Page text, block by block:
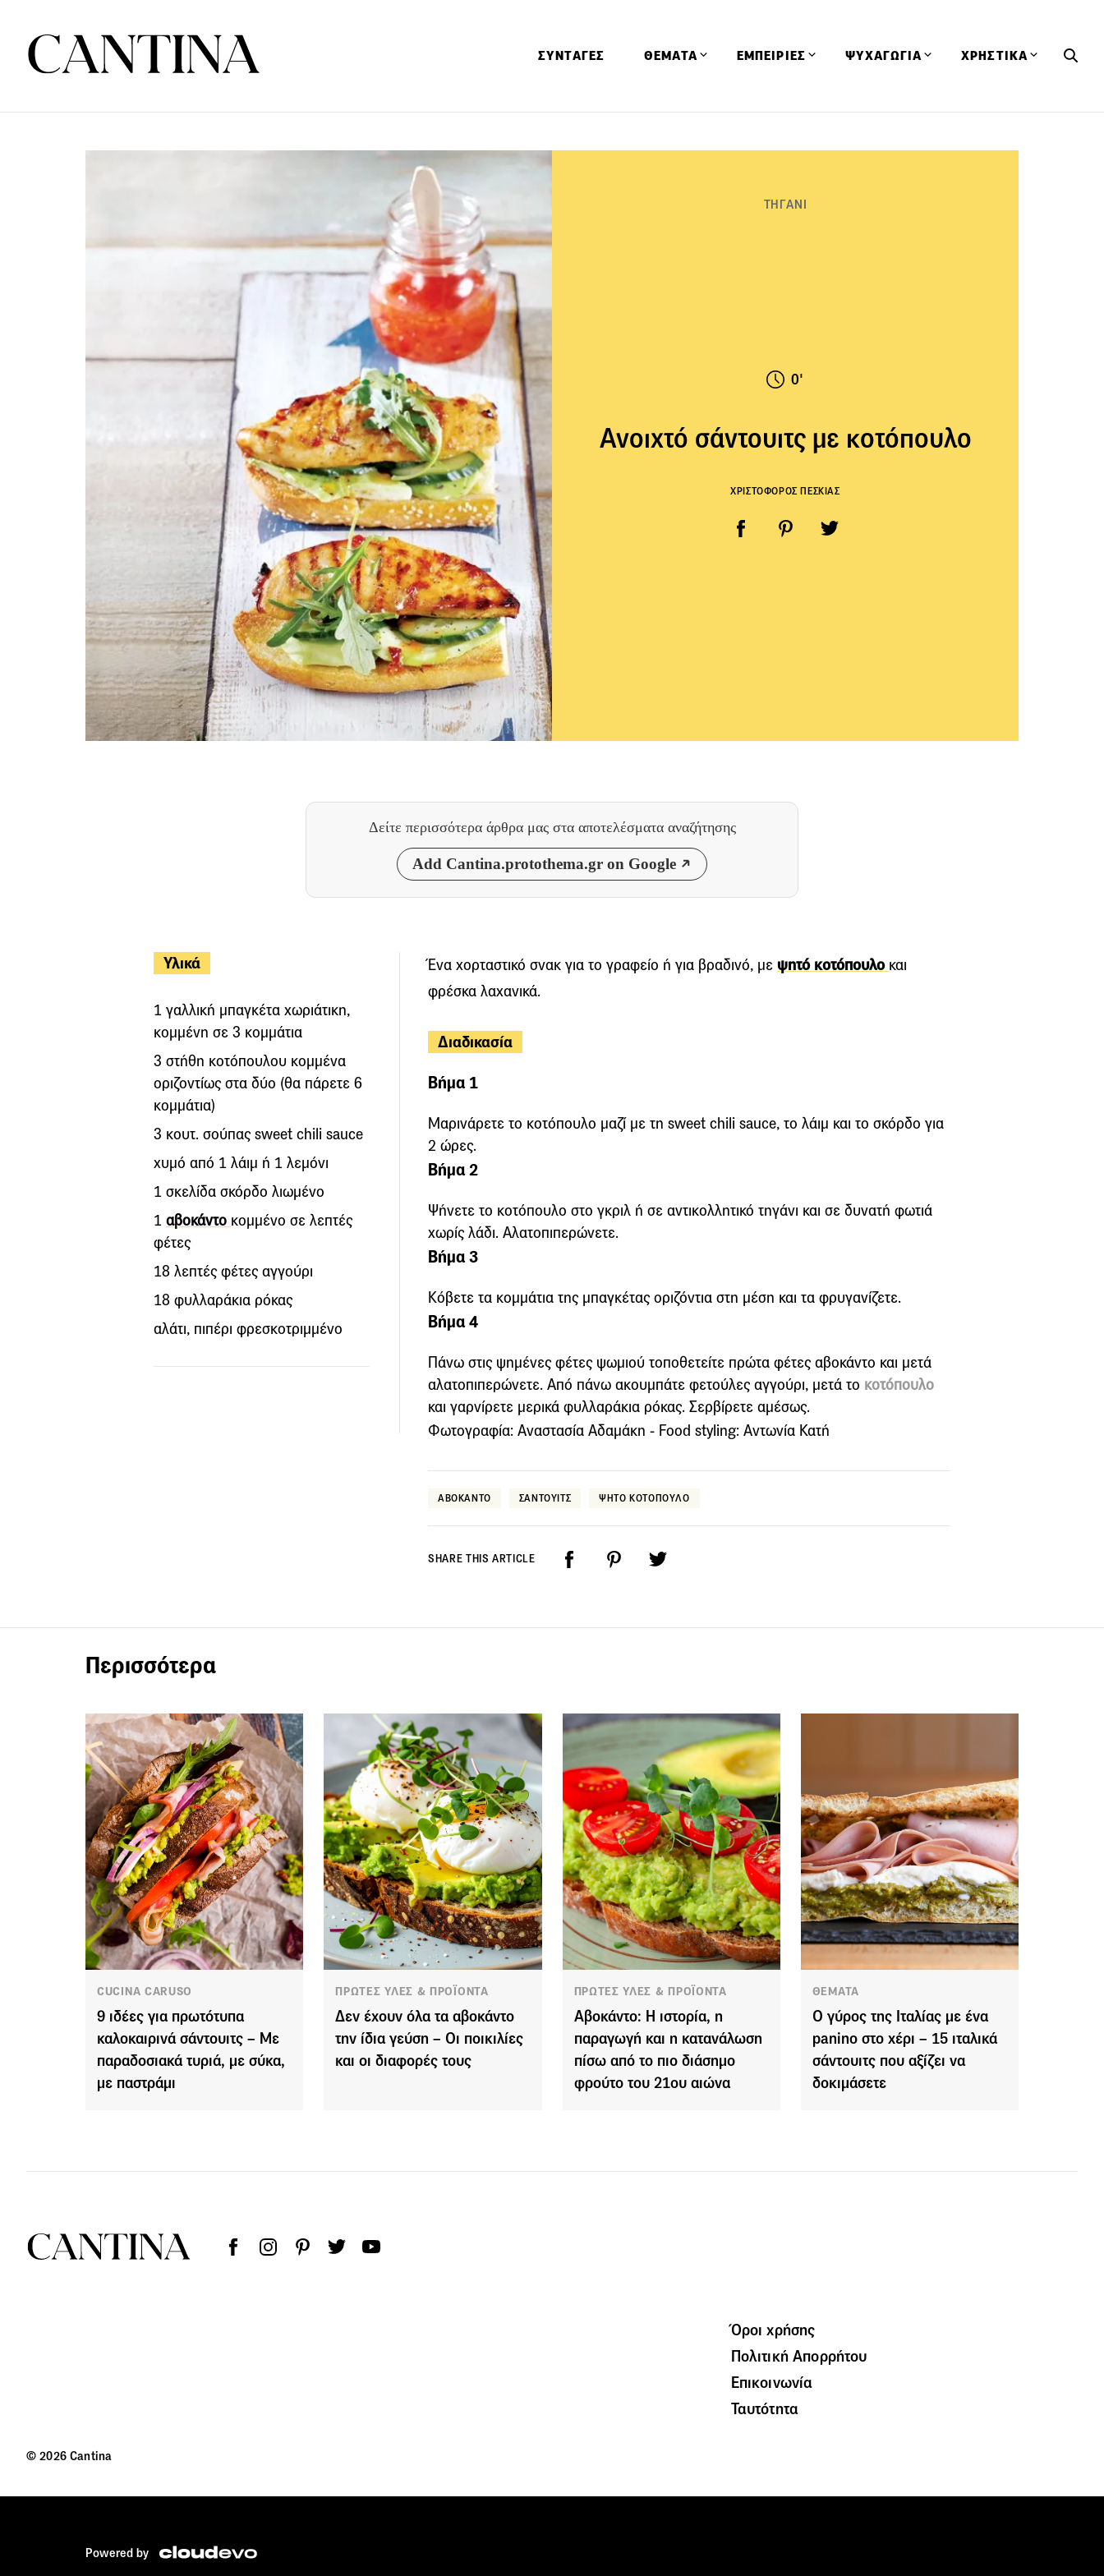
ΣΥΝΤΑΓΕΣ ΘΕΜΑΤΑ ΕΜΠΕΙΡΙΕΣ ΨΥΧΑΓΩΓΙΑ ΧΡΗΣΤΙΚΑ
ΤΗΓΑΝΙ
0'
Ανοιχτό σάντουιτς με κοτόπουλο
ΧΡΙΣΤΟΦΟΡΟΣ ΠΕΣΚΙΑΣ
Δείτε περισσότερα άρθρα μας στα αποτελέσματα αναζήτησης
Add Cantina.protothema.gr on Google
Υλικά
1 γαλλική μπαγκέτα χωριάτικη,
κομμένη σε 3 κομμάτια
3 στήθη κοτόπουλου κομμένα
οριζοντίως στα δύο (θα πάρετε 6
κομμάτια)
3 κουτ. σούπας sweet chili sauce
χυμό από 1 λάιμ ή 1 λεμόνι
1 σκελίδα σκόρδο λιωμένο
1 αβοκάντο κομμένο σε λεπτές
φέτες
18 λεπτές φέτες αγγούρι
18 φυλλαράκια ρόκας
αλάτι, πιπέρι φρεσκοτριμμένο
Ένα χορταστικό σνακ για το γραφείο ή για βραδινό, με ψητό κοτόπουλο και
φρέσκα λαχανικά.
Διαδικασία
Βήμα 1
Μαρινάρετε το κοτόπουλο μαζί με τη sweet chili sauce, το λάιμ και το σκόρδο για
2 ώρες.
Βήμα 2
Ψήνετε το κοτόπουλο στο γκριλ ή σε αντικολλητικό τηγάνι και σε δυνατή φωτιά
χωρίς λάδι. Αλατοπιπερώνετε.
Βήμα 3
Κόβετε τα κομμάτια της μπαγκέτας οριζόντια στη μέση και τα φρυγανίζετε.
Βήμα 4
Πάνω στις ψημένες φέτες ψωμιού τοποθετείτε πρώτα φέτες αβοκάντο και μετά
αλατοπιπερώνετε. Από πάνω ακουμπάτε φετούλες αγγούρι, μετά το κοτόπουλο
και γαρνίρετε μερικά φυλλαράκια ρόκας. Σερβίρετε αμέσως.
Φωτογραφία: Αναστασία Αδαμάκη - Food styling: Αντωνία Κατή
ΑΒΟΚΑΝΤΟ ΣΑΝΤΟΥΙΤΣ ΨΗΤΟ ΚΟΤΟΠΟΥΛΟ
SHARE THIS ARTICLE
Περισσότερα
CUCINA CARUSO
9 ιδέες για πρωτότυπα
καλοκαιρινά σάντουιτς – Με
παραδοσιακά τυριά, με σύκα,
με παστράμι
ΠΡΩΤΕΣ ΥΛΕΣ & ΠΡΟΪΟΝΤΑ
Δεν έχουν όλα τα αβοκάντο
την ίδια γεύση – Οι ποικιλίες
και οι διαφορές τους
ΠΡΩΤΕΣ ΥΛΕΣ & ΠΡΟΪΟΝΤΑ
Αβοκάντο: Η ιστορία, η
παραγωγή και η κατανάλωση
πίσω από το πιο διάσημο
φρούτο του 21ου αιώνα
ΘΕΜΑΤΑ
Ο γύρος της Ιταλίας με ένα
panino στο χέρι – 15 ιταλικά
σάντουιτς που αξίζει να
δοκιμάσετε
Όροι χρήσης
Πολιτική Απορρήτου
Επικοινωνία
Ταυτότητα
© 2026 Cantina
Powered by